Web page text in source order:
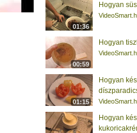
01:36
Hogyan
00:59
Hogyan
01:15
Hogyan
Hogyan